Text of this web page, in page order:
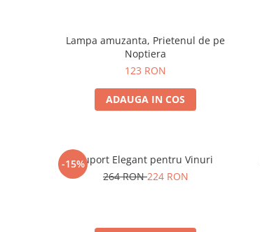
Lampa amuzanta, Prietenul de pe
Noptiera
123 RON
ADAUGA IN COS
-15%Suport Elegant pentru Vinuri
264 RON224 RON